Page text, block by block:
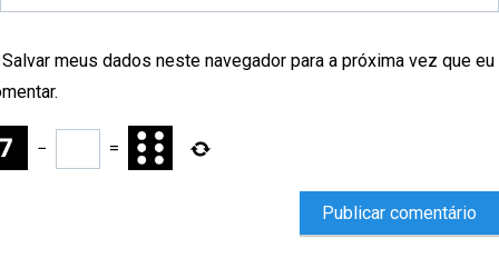
Salvar meus dados neste navegador para a próxima vez que eu
− =